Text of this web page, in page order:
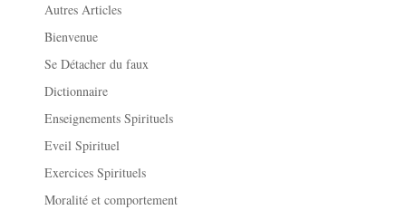
Autres Articles
Bienvenue
Se Détacher du faux
Dictionnaire
Enseignements Spirituels
Eveil Spirituel
Exercices Spirituels
Moralité et comportement